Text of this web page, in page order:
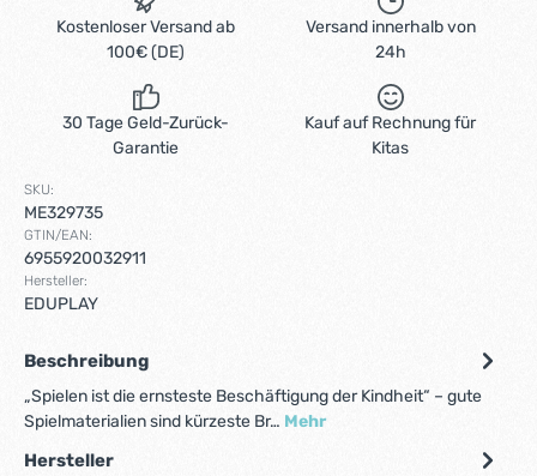
Kostenloser Versand ab
100€ (DE)
Versand innerhalb von
24h
30 Tage Geld-Zurück-
Garantie
Kauf auf Rechnung für
Kitas
SKU:
ME329735
GTIN/EAN:
6955920032911
Hersteller:
EDUPLAY
Beschreibung
„Spielen ist die ernsteste Beschäftigung der Kindheit“ – gute
Spielmaterialien sind kürzeste Br… Mehr
Hersteller